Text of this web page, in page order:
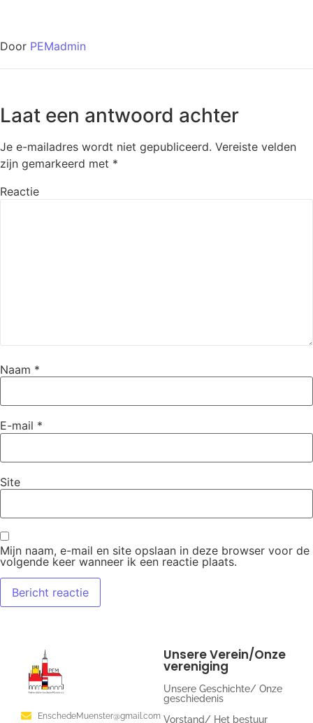
Door PEMadmin
Laat een antwoord achter
Je e-mailadres wordt niet gepubliceerd. Vereiste velden
zijn gemarkeerd met *
Reactie
Naam *
E-mail *
Site
Mijn naam, e-mail en site opslaan in deze browser voor de
volgende keer wanneer ik een reactie plaats.
EnschedeMuenster@gmail.com
Unsere Verein/Onze
vereniging
Unsere Geschichte/ Onze
geschiedenis
Vorstand/ Het bestuur